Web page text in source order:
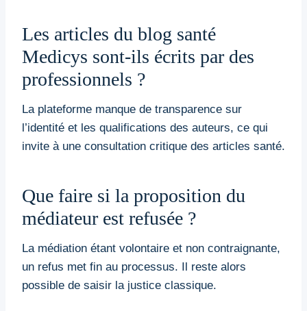
Les articles du blog santé
Medicys sont-ils écrits par des
professionnels ?
La plateforme manque de transparence sur
l’identité et les qualifications des auteurs, ce qui
invite à une consultation critique des articles santé.
Que faire si la proposition du
médiateur est refusée ?
La médiation étant volontaire et non contraignante,
un refus met fin au processus. Il reste alors
possible de saisir la justice classique.